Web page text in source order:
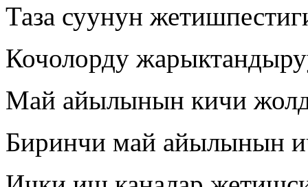
Таза суунун
Кочолорду
Май айылынын кичи
Биринчи май айылынын